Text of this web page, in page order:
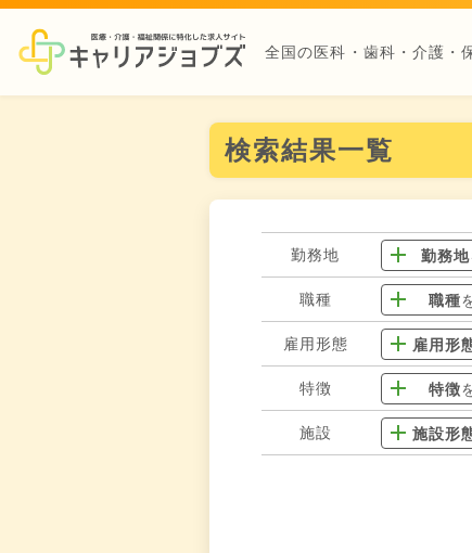
全国の医科・歯科・介護・
検索結果一覧
勤務地 勤務地
職種 職種
雇用形態 雇用形
特徴 特徴
施設 施設形